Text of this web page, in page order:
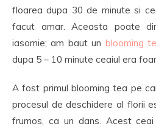
floarea dupa 30 de minute si
facut amar. Aceasta poate
iasomie; am baut un blooming
dupa 5 – 10 minute ceaiul era
A fost primul blooming tea pe
procesul de deschidere al florii
frumos, ca un dans. Acest